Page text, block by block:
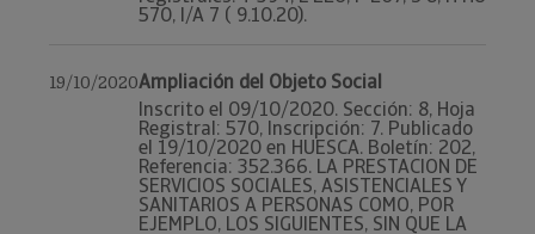
570, I/A 7 ( 9.10.20).
19/10/2020Ampliación del Objeto Social
Inscrito el 09/10/2020. Sección: 8, Hoja
Registral: 570, Inscripción: 7. Publicado
el 19/10/2020 en HUESCA. Boletín: 202,
Referencia: 352.366. LA PRESTACION DE
SERVICIOS SOCIALES, ASISTENCIALES Y
SANITARIOS A PERSONAS COMO, POR
EJEMPLO, LOS SIGUIENTES, SIN QUE LA